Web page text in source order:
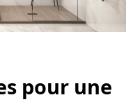
pour une